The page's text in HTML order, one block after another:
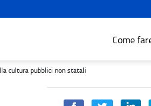
Come
non statali - Turismo e cultura
cultura pubblici non statali